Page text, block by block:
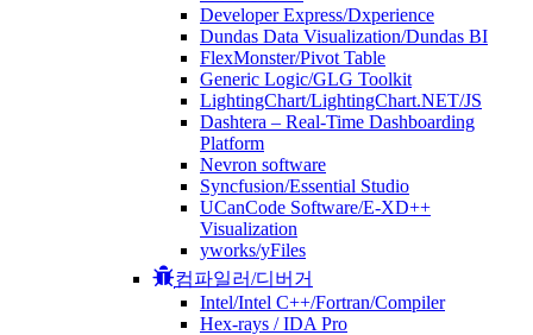
Developer Express/Dxperience
Dundas Data Visualization/Dundas BI
FlexMonster/Pivot Table
Generic Logic/GLG Toolkit
LightingChart/LightingChart.NET/JS
Dashtera – Real-Time Dashboarding
Platform
Nevron software
Syncfusion/Essential Studio
UCanCode Software/E-XD++
Visualization
yworks/yFiles
컴파일러/디버거
Intel/Intel C++/Fortran/Compiler
Hex-rays / IDA Pro